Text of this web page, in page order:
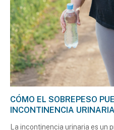
CÓMO EL SOBREPESO
INCONTINENCIA URINARIA
La incontinencia urinaria es un